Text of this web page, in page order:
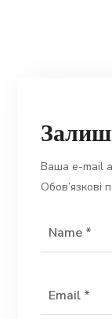
Ваша e-mail
Обов’язкові